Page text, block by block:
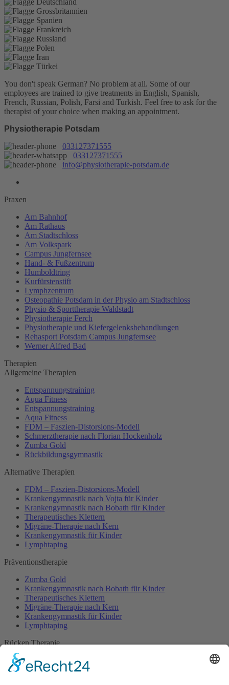
You don't speak German? No problem at all. Some of our
employees are trained to give treatments in English, Spanish,
French, Russian, Polish, Farsi and Turkish. Feel free to ask for the
therapist of your choice when making an appointment.
Physiotherapie Potsdam
033127371555
033127371555
info@physiotherapie-potsdam.de
Praxen
Am Bahnhof
Am Rathaus
Am Stadtschloss
Am Volkspark
Campus Jungfernsee
Hand- & Fußzentrum
Humboldtring
Kurfürstenstift
Lymphzentrum
Osteopathie Potsdam in der Physio am Stadtschloss
Physio & Sporttherapie Waldstadt
Physiotherapie Ferch
Physiotherapie und Kiefergelenksbehandlungen
Rehasport Potsdam Campus Jungfernsee
Werner Alfred Bad
Therapien
Allgemeine Therapien
Entspannungstraining
Aqua Fitness
Entspannungstraining
Aqua Fitness
FDM – Faszien-Distorsions-Modell
Schmerztherapie nach Florian Hockenholz
Zumba Gold
Rückbildungsgymnastik
Alternative Therapien
FDM – Faszien-Distorsions-Modell
Krankengymnastik nach Vojta für Kinder
Krankengymnastik nach Bobath für Kinder
Therapeutisches Klettern
Migräne-Therapie nach Kern
Krankengymnastik für Kinder
Lymphtaping
Präventionstherapie
Zumba Gold
Krankengymnastik nach Bobath für Kinder
Therapeutisches Klettern
Migräne-Therapie nach Kern
Krankengymnastik für Kinder
Lymphtaping
Rücken Therapie
Therapeutisches Klettern
Entspannungstraining